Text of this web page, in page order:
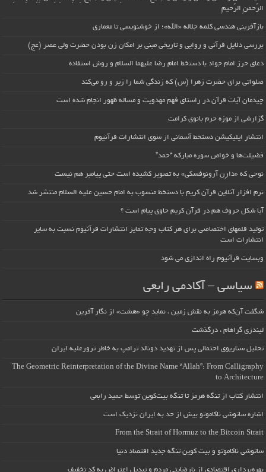
الرَّحمنِ الرَّحیمِ
بازآفرینی هندسی کلمه جلاله «الله»؛ از خوشنویسی تا معماری
بررسی دلایل قرآنی و روایی و تاریخی مبنی بر امکان زن بودن حضرت ولی عصر (عج)
دعای حرز امام جواد با دستخط امام رضا علیهما السلام و روش استفاده
صلواتی برای حضرت زهرا (س) که زندگی شما را زیر و رو می‌کند
چیدمان آیات قرآن در راستای فهم مهدویت و مساله ظهور انجام شده است
گزارشی از موزه حرم بانوی کرامت
انتشار اپلیکیشن دستخط آسمانی از سوی انتشارات قرآنیوم
فضیلت‌ها و خواص سوره مبارکه “حمد”
نوحی که «دارِن آرونوفسکی» به تصویر کشیده است حتی پیامبر هم نیست
نرم افزار آنلاین قرآن کریم با دستخط منسوب به امام حسین علیه السلام منتشر شد
آیا شکل حروف هم در قرآن کریم حاوی پیام است ؟
تولید قلمهای اختصاصی برای هر کتاب وجه تمایز انتشارات قرآنیوم نسبت به سایر
انتشارات است
وبسایت قرآنیوم راه اندازی می شود
سیاسی – آکادمی رابعی
شگفت آن‌که هرمز به نقش زمین ، نماید چو «هشت» از نگار آفرین
لیندزی گراهام ، درگذشت
تحلیل سناریوی احتمالی پس از تهدید دونالد ترامپ به خاطر ترورعلیه ایران
The Geometric Reinterpretation of the Divine Name “Allah”: From Calligraphy
to Architecture
انتشار کتاب از تنگه هرمز تا تنگه بیت‌کوین توسط حمید رابعی
اشاره ساتوشی ناکاموتو بیش از حد به ایران نزدیک است
From the Strait of Hormuz to the Bitcoin Strait
ساتوشی ناکاموتو و بیت کوین تنگه جدید اقتصاد دنیا
بهره‌برداری اقتصادی از نارضایتی مردم و تبدیل اعتراض به کد تخفیف